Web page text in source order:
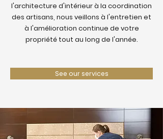
l'architecture d'intérieur à la coordination
des artisans, nous veillons à l'entretien et
à l'amélioration continue de votre
propriété tout au long de l'année.
See our services